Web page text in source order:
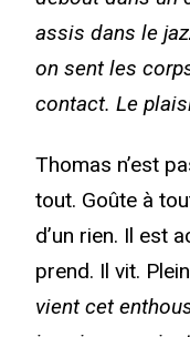
assis dans le
on sent les
contact. Le
Thomas n’est
tout. Goûte à
d’un rien. Il est
prend. Il vit.
vient cet